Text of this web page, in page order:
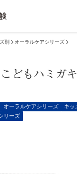
別 オーラルケアシリーズ
こどもハミガ
オーラルケアシリーズ
キッ
リーズ